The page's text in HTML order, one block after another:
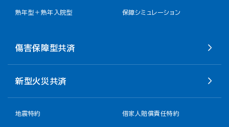
熟年型＋熟年入院型 保障シミュレーション
傷害保障型共済
新型火災共済
地震特約 借家人賠償責任特約